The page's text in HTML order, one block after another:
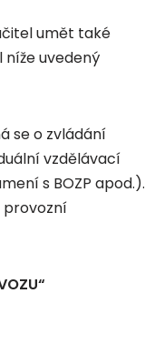
umět také
uvedený
se o zvládání
vzdělávací
s BOZP apod.).
provozní